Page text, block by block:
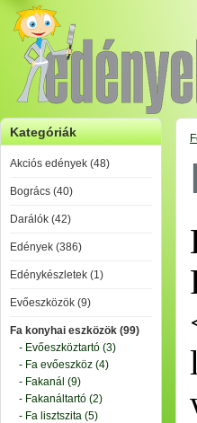
Kategóriák
Akciós edények (48)
Bogrács (40)
Darálók (42)
Edények (386)
Edénykészletek (1)
Evőeszközök (9)
Fa konyhai eszközök (99)
- Evőeszköztartó (3)
- Fa evőeszköz (4)
- Fakanál (9)
- Fakanáltartó (2)
- Fa lisztszita (5)